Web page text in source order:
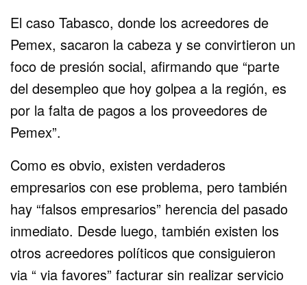
El caso Tabasco, donde los acreedores de
Pemex, sacaron la cabeza y se convirtieron un
foco de presión social, afirmando que “parte
del desempleo que hoy golpea a la región, es
por la falta de pagos a los proveedores de
Pemex”.
Como es obvio, existen verdaderos
empresarios con ese problema, pero también
hay “falsos empresarios” herencia del pasado
inmediato. Desde luego, también existen los
otros acreedores políticos que consiguieron
via “ via favores” facturar sin realizar servicio